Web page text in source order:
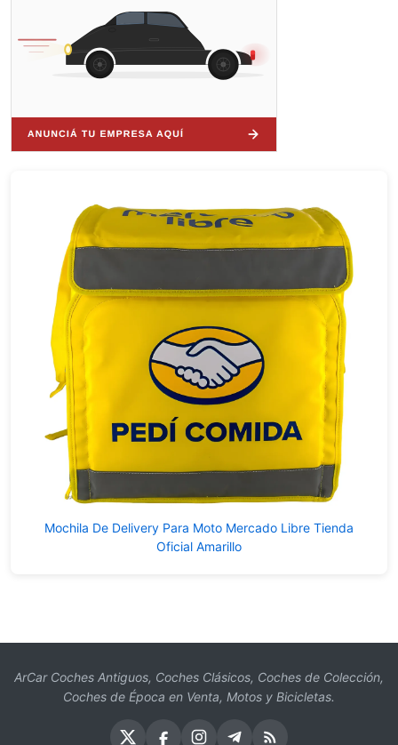
Mochila De Delivery Para Moto Mercado Libre Tienda
Oficial Amarillo
ArCar Coches Antiguos, Coches Clásicos, Coches de Colección,
Coches de Época en Venta, Motos y Bicicletas.